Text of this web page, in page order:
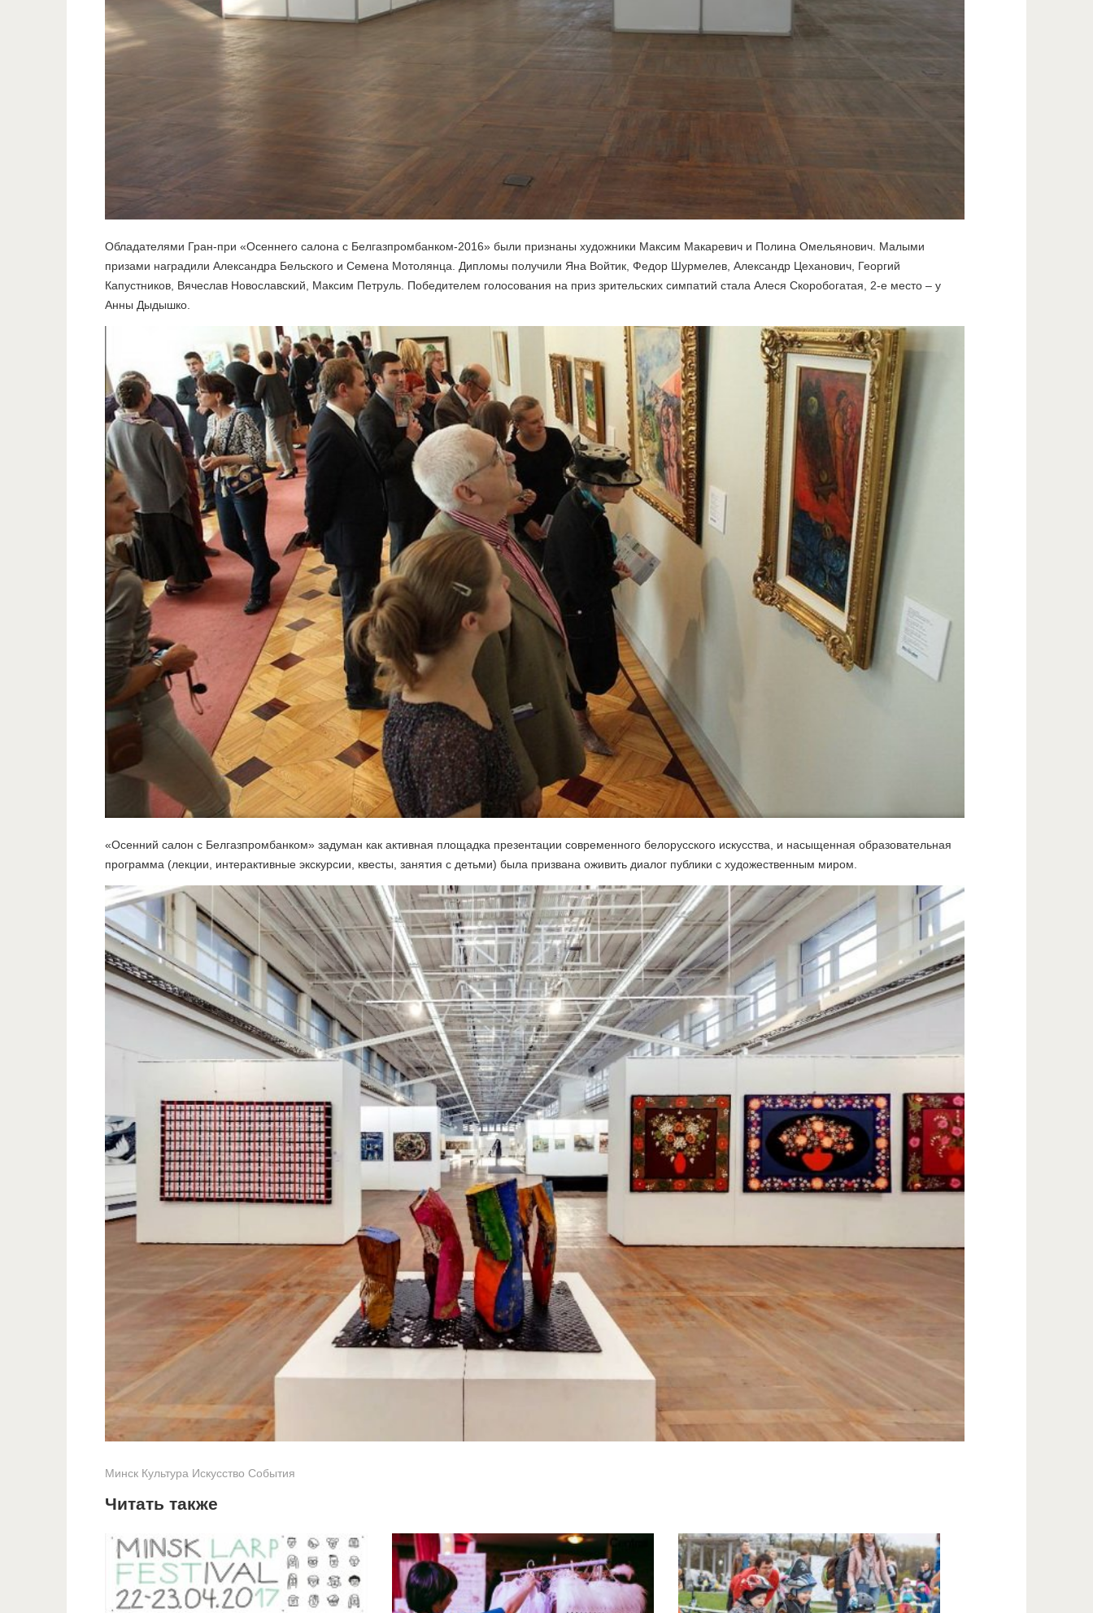
Обладателями Гран-при «Осеннего салона с Белгазпромбанком-2016» были признаны художники Максим Макаревич и Полина Омельянович. Малыми
призами наградили Александра Бельского и Семена Мотолянца. Дипломы получили Яна Войтик, Федор Шурмелев, Александр Цеханович, Георгий
Капустников, Вячеслав Новославский, Максим Петруль. Победителем голосования на приз зрительских симпатий стала Алеся Скоробогатая, 2-е место – у
Анны Дыдышко.
«Осенний салон с Белгазпромбанком» задуман как активная площадка презентации современного белорусского искусства, и насыщенная образовательная
программа (лекции, интерактивные экскурсии, квесты, занятия с детьми) была призвана оживить диалог публики с художественным миром.
Минск Культура Искусство События
Читать также